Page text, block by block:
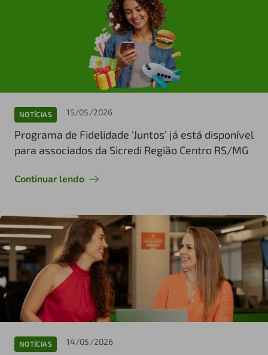
NOTÍCIAS 15/05/2026
Programa de Fidelidade ‘Juntos’ já está disponível
para associados da Sicredi Região Centro RS/MG
Continuar lendo
NOTÍCIAS 14/05/2026